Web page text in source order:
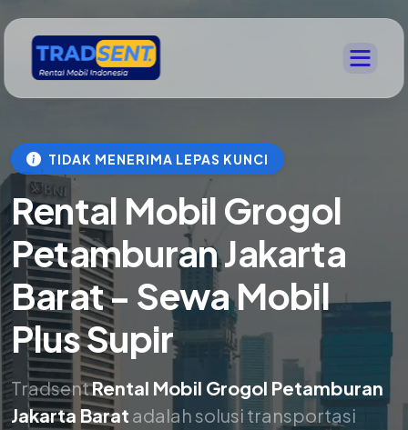
TIDAK MENERIMA LEPAS KUNCI
Rental Mobil Grogol
Petamburan Jakarta
Barat - Sewa Mobil
Plus Supir
TradsentRental Mobil Grogol Petamburan
Jakarta Barat adalah solusi transportasi